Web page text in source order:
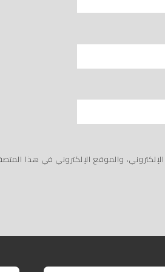
والموقع الإلكتروني في هذا